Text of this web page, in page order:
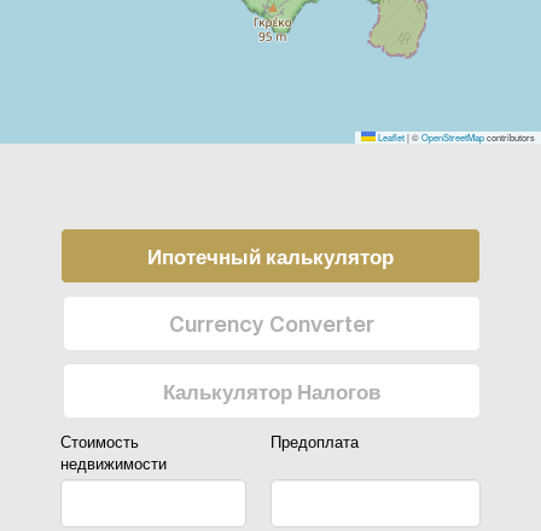
Leaflet|©OpenStreetMapcontributors
Ипотечный калькулятор
Currency Converter
Калькулятор Налогов
Стоимость
недвижимости
Предоплата